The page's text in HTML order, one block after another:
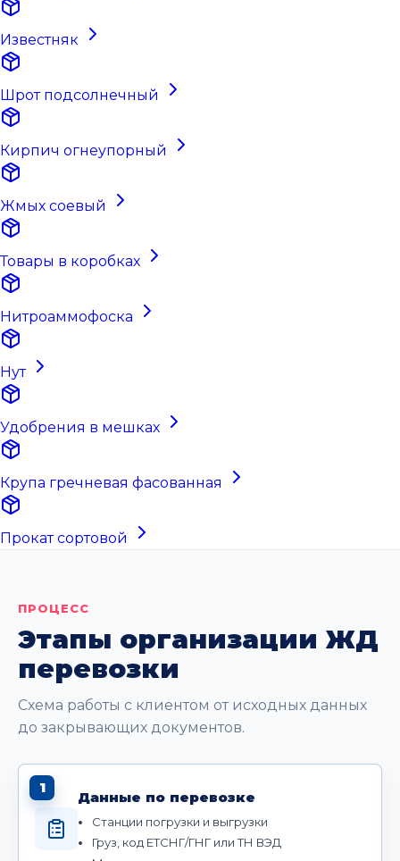
Известняк
Шрот подсолнечный
Кирпич огнеупорный
Жмых соевый
Товары в коробках
Нитроаммофоска
Нут
Удобрения в мешках
Крупа гречневая фасованная
Прокат сортовой
ПРОЦЕСС
Этапы организации ЖД
перевозки
Схема работы с клиентом от исходных данных
до закрывающих документов.
1
Данные по перевозке
Станции погрузки и выгрузки
Груз, код ЕТСНГ/ГНГ или ТН ВЭД